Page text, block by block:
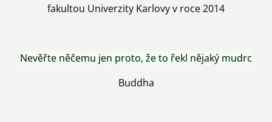
fakultou Univerzity Karlovy v roce 2014
Nevěřte něčemu jen proto, že to řekl nějaký mudrc
Buddha